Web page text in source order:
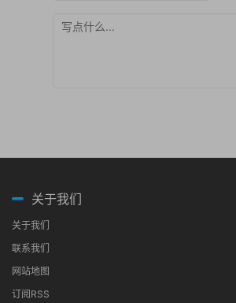
关于我们
关于我们
联系我们
网站地图
订阅RSS